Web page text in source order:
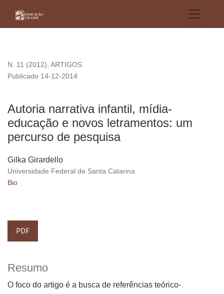
N. 11 (2012), ARTIGOS
Autoria narrativa infantil, mídia-
educação e novos letramentos: um
percurso de pesquisa
Publicado 14-12-2014
Gilka Girardello
Universidade Federal de Santa Catarina
Bio
PDF
Resumo
O foco do artigo é a busca de referências teórico-